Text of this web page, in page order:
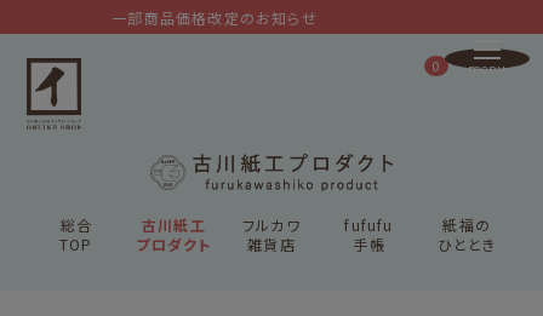
一部商品価格改定のお知らせ
総合
TOP
古川紙工
プロダクト
フルカワ
雑貨店
fufufu
手帳
紙福の
ひととき
0